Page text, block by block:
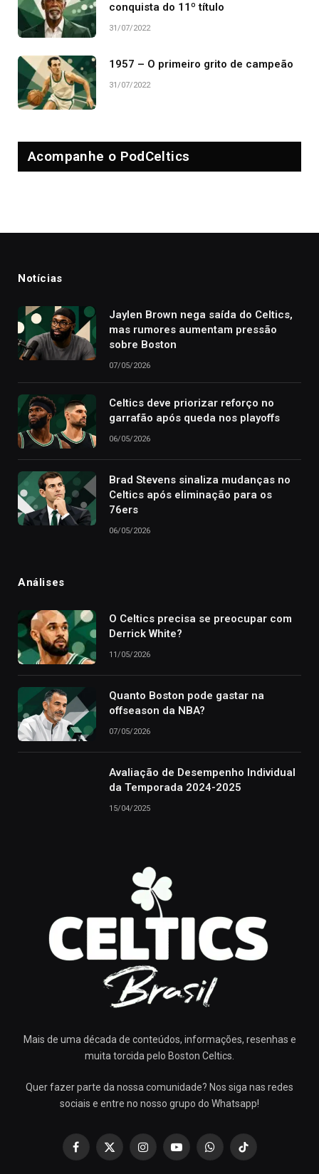
conquista do 11º título
31/07/2022
1957 – O primeiro grito de campeão
31/07/2022
Acompanhe o PodCeltics
Notícias
Jaylen Brown nega saída do Celtics,
mas rumores aumentam pressão
sobre Boston
07/05/2026
Celtics deve priorizar reforço no
garrafão após queda nos playoffs
06/05/2026
Brad Stevens sinaliza mudanças no
Celtics após eliminação para os
76ers
06/05/2026
Análises
O Celtics precisa se preocupar com
Derrick White?
11/05/2026
Quanto Boston pode gastar na
offseason da NBA?
07/05/2026
Avaliação de Desempenho Individual
da Temporada 2024-2025
15/04/2025
Mais de uma década de conteúdos, informações, resenhas e
muita torcida pelo Boston Celtics.
Quer fazer parte da nossa comunidade? Nos siga nas redes
sociais e entre no nosso grupo do Whatsapp!
Facebook
X
InstagramYouTubeWhatsAppTikTok